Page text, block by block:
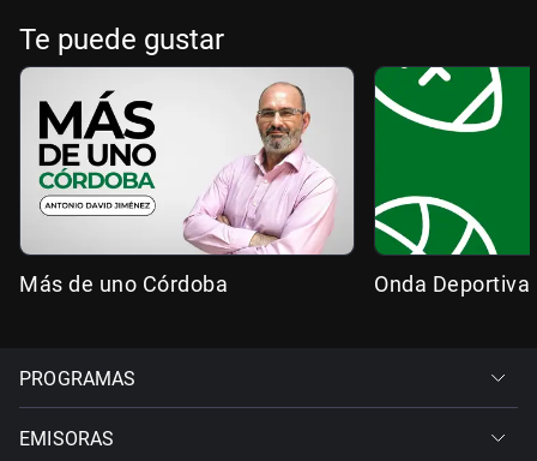
Te puede gustar
Más de uno Córdoba Onda Deportiva
PROGRAMAS
EMISORAS